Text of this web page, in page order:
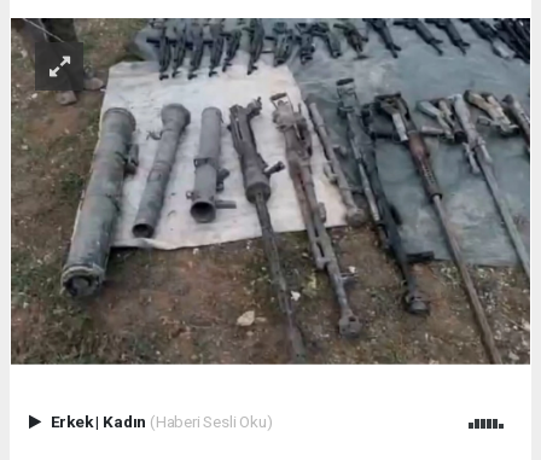
Erkek| Kadın (Haberi Sesli Oku)